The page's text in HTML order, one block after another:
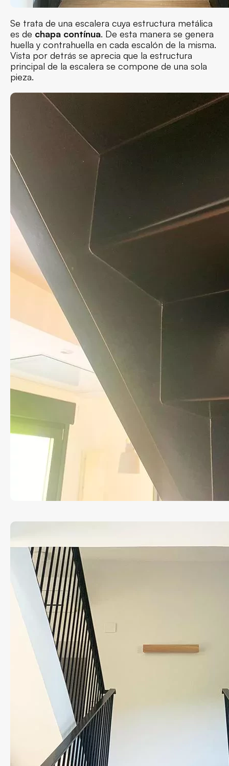
Se trata de una escalera cuya estructura metálica
es de chapa contínua. De esta manera se genera
huella y contrahuella en cada escalón de la misma.
Vista por detrás se aprecia que la estructura
principal de la escalera se compone de una sola
pieza.